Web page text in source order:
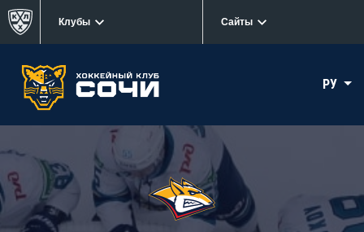
Клубы Сайты
РУ